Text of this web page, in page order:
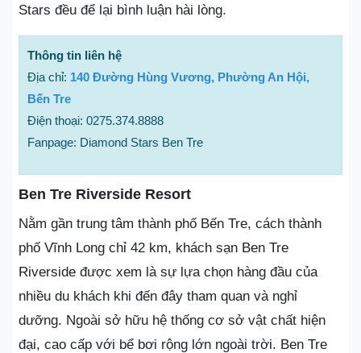
Stars đều để lại bình luận hài lòng.
Thông tin liên hệ
Địa chỉ: 140 Đường Hùng Vương, Phường An Hội,
Bến Tre
Điện thoại: 0275.374.8888
Fanpage: Diamond Stars Ben Tre
Ben Tre Riverside Resort
Nằm gần trung tâm thành phố Bến Tre, cách thành
phố Vĩnh Long chỉ 42 km, khách sạn Ben Tre
Riverside được xem là sự lựa chọn hàng đầu của
nhiều du khách khi đến đây tham quan và nghỉ
dưỡng. Ngoài sở hữu hệ thống cơ sở vật chất hiện
đại, cao cấp với bể bơi rộng lớn ngoài trời. Ben Tre